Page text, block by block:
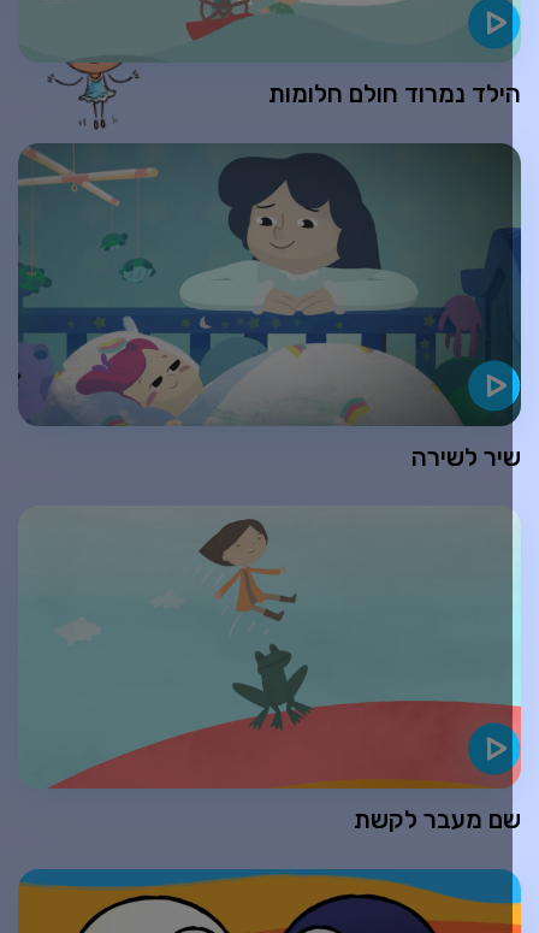
נמרוד חולם חלומות
לשירה
מעבר לקשת